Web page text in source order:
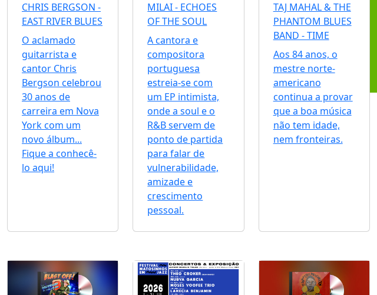
CHRIS BERGSON -
EAST RIVER BLUES
O aclamado
guitarrista e
cantor Chris
Bergson celebrou
30 anos de
carreira em Nova
York com um
novo álbum...
Fique a conhecê-
lo aqui!
MILAI - ECHOES
OF THE SOUL
A cantora e
compositora
portuguesa
estreia-se com
um EP intimista,
onde a soul e o
R&B servem de
ponto de partida
para falar de
vulnerabilidade,
amizade e
crescimento
pessoal.
TAJ MAHAL & THE
PHANTOM BLUES
BAND - TIME
Aos 84 anos, o
mestre norte-
americano
continua a provar
que a boa música
não tem idade,
nem fronteiras.